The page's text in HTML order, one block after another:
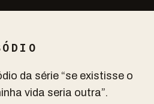
da série “se existisse o
vida seria outra”.